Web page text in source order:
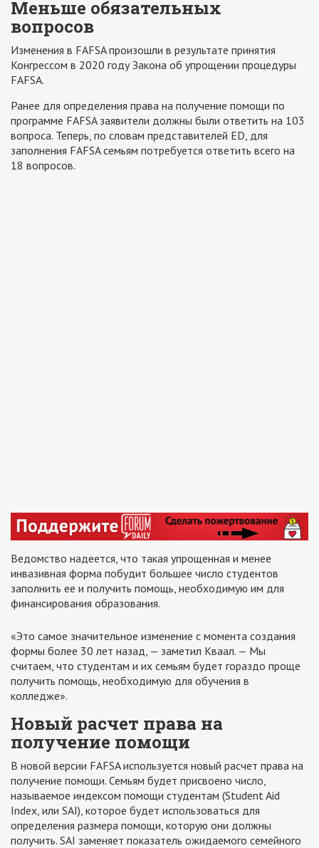
Меньше обязательных
вопросов
Изменения в FAFSA произошли в результате принятия
Конгрессом в 2020 году Закона об упрощении процедуры
FAFSA.
Ранее для определения права на получение помощи по
программе FAFSA заявители должны были ответить на 103
вопроса. Теперь, по словам представителей ED, для
заполнения FAFSA семьям потребуется ответить всего на
18 вопросов.
Ведомство надеется, что такая упрощенная и менее
инвазивная форма побудит большее число студентов
заполнить ее и получить помощь, необходимую им для
финансирования образования.
«Это самое значительное изменение с момента создания
формы более 30 лет назад, — заметил Кваал. — Мы
считаем, что студентам и их семьям будет гораздо проще
получить помощь, необходимую для обучения в
колледже».
Новый расчет права на
получение помощи
В новой версии FAFSA используется новый расчет права на
получение помощи. Семьям будет присвоено число,
называемое индексом помощи студентам (Student Aid
Index, или SAI), которое будет использоваться для
определения размера помощи, которую они должны
получить. SAI заменяет показатель ожидаемого семейного